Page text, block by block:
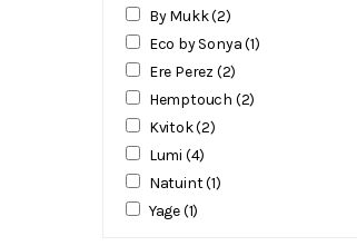
By Mukk(2)
Eco by Sonya(1)
Ere Perez (2)
Hemptouch (2)
Kvitok(2)
Lumi (4)
Natuint(1)
Yage(1)